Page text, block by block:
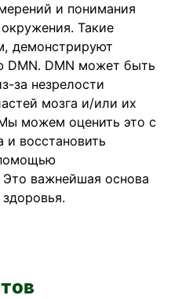
и понимания
Такие
демонстрируют
DMN. DMN может быть
за незрелости
мозга и/или их
можем оценить это с
восстановить
важнейшая основа